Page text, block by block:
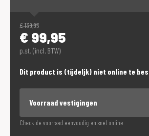
€139,95
€ 99,95
p.st. (incl. BTW)
Dit product is (tijdeljk) niet online te
Voorraad vestigingen
Check de voorraad eenvoudig en snel online